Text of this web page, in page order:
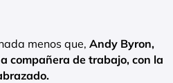
menos que, Andy Byron,
compañera de trabajo, con la